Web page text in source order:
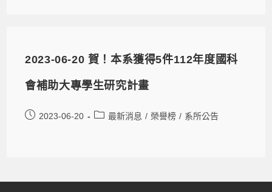
2023-06-20 賀！本系獲得5件112年度國科
會補助大專學生研究計畫
2023-06-20 最新消息 / 榮譽榜 / 系所公告